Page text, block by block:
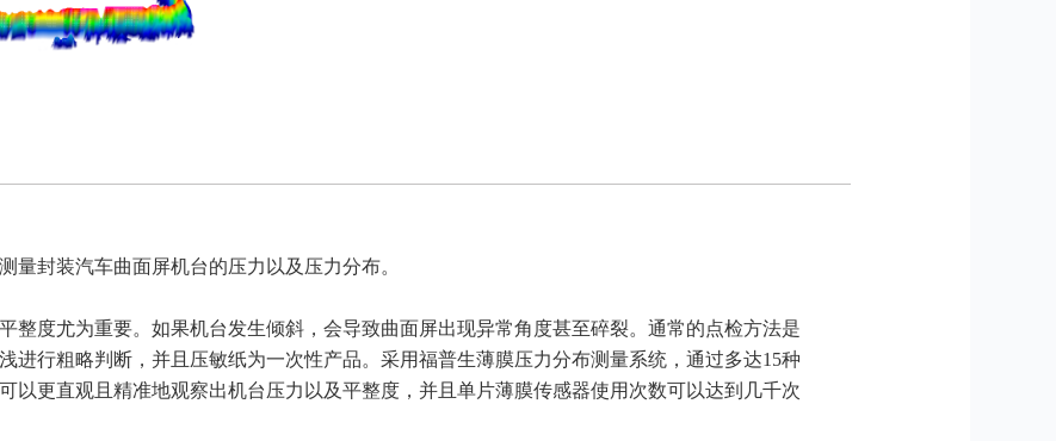
量封装汽车曲面屏机台的压力以及压力分布。
整度尤为重要。如果机台发生倾斜，会导致曲面屏出现异常角度甚至碎裂。通常的点检方法是
进行粗略判断，并且压敏纸为一次性产品。采用福普生薄膜压力分布测量系统，通过多达15种
以更直观且精准地观察出机台压力以及平整度，并且单片薄膜传感器使用次数可以达到几千次